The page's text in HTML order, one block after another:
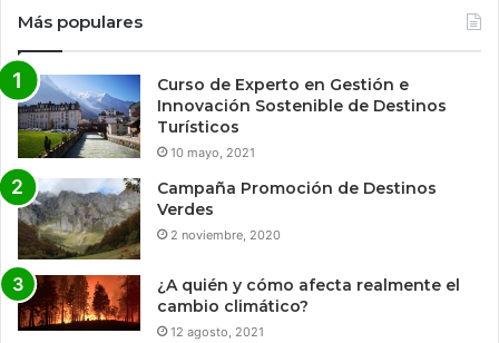
Más populares
Curso de Experto en Gestión e
Innovación Sostenible de Destinos
Turísticos
10 mayo, 2021
Campaña Promoción de Destinos
Verdes
2 noviembre, 2020
¿A quién y cómo afecta realmente el
cambio climático?
12 agosto, 2021